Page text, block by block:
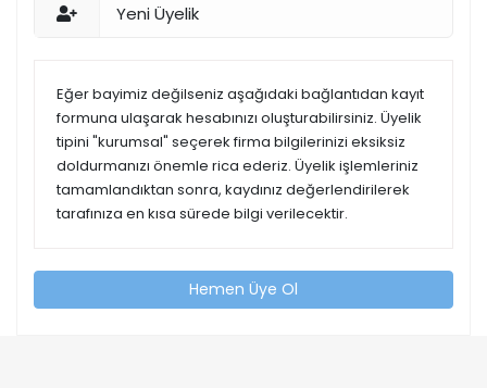
Yeni Üyelik
Eğer bayimiz değilseniz aşağıdaki bağlantıdan kayıt
formuna ulaşarak hesabınızı oluşturabilirsiniz. Üyelik
tipini "kurumsal" seçerek firma bilgilerinizi eksiksiz
doldurmanızı önemle rica ederiz. Üyelik işlemleriniz
tamamlandıktan sonra, kaydınız değerlendirilerek
tarafınıza en kısa sürede bilgi verilecektir.
Hemen Üye Ol